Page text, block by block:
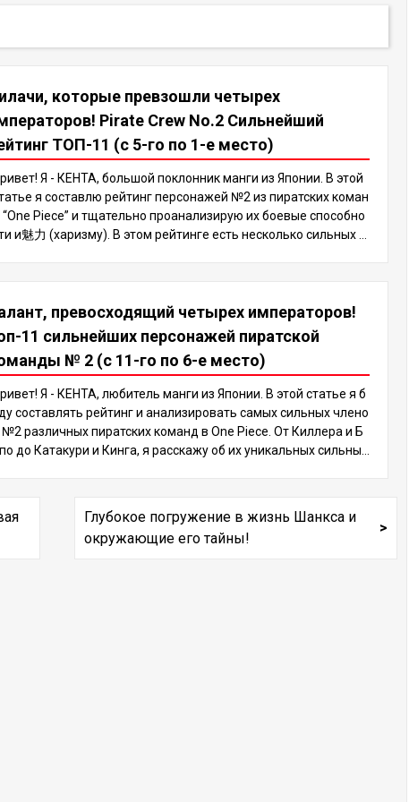
которые превзошли четырех
Pirate Crew No.2 Сильнейший
ТОП-11 (с 5-го по 1-е место)
Я - КЕНТА, большой поклонник манги из Японии. В этой
я составлю рейтинг персонажей №2 из пиратских коман
“One Piece” и тщательно проанализирую их боевые способно
и魅力 (харизму). В этом рейтинге есть несколько сильных м
персонажей, но пиратские команды №2 особенно выделяют
своими огромными боевыми способностями. Эти персонажи
часто не уступают в силе своему капитану, который обычно вх
в число сильнейших фигур, таких как Четыре Императора
или Семь Морских Военачальников, играя важную роль в разв
итии сюжета. В этой статье мы подробно рассмотрим самых си
персонажей № 2 и составим ТОП-11. Давайте проанализ
ируем боевой стиль и характеристики каждого из них, чтобы оп
ределить сильнейшего! Приступаем к рейтингу! Вы не захотите
универсальном стиле боя, использующем боевые искусств
а, вооружение Хаки и силу Мера Мера но Ми (Фрукт Пламени),
превосходящий четырех императоров!
11 сильнейших персонажей пиратской
№ 2 (с 11-го по 6-е место)
Я - КЕНТА, любитель манги из Японии. В этой статье я б
составлять рейтинг и анализировать самых сильных члено
№2 различных пиратских команд в One Piece. От Киллера и Б
до Катакури и Кинга, я расскажу об их уникальных сильных
Пиратской команды № 2 В One Piece есть множеств
о сильных персонажей, но члены пиратских экипажей № 2 зани
Глубокое погружение в жизнь Шанкса и
окружающие его тайны!